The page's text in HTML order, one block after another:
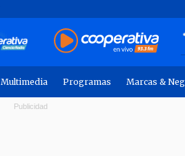
Multimedia Programas Marcas &